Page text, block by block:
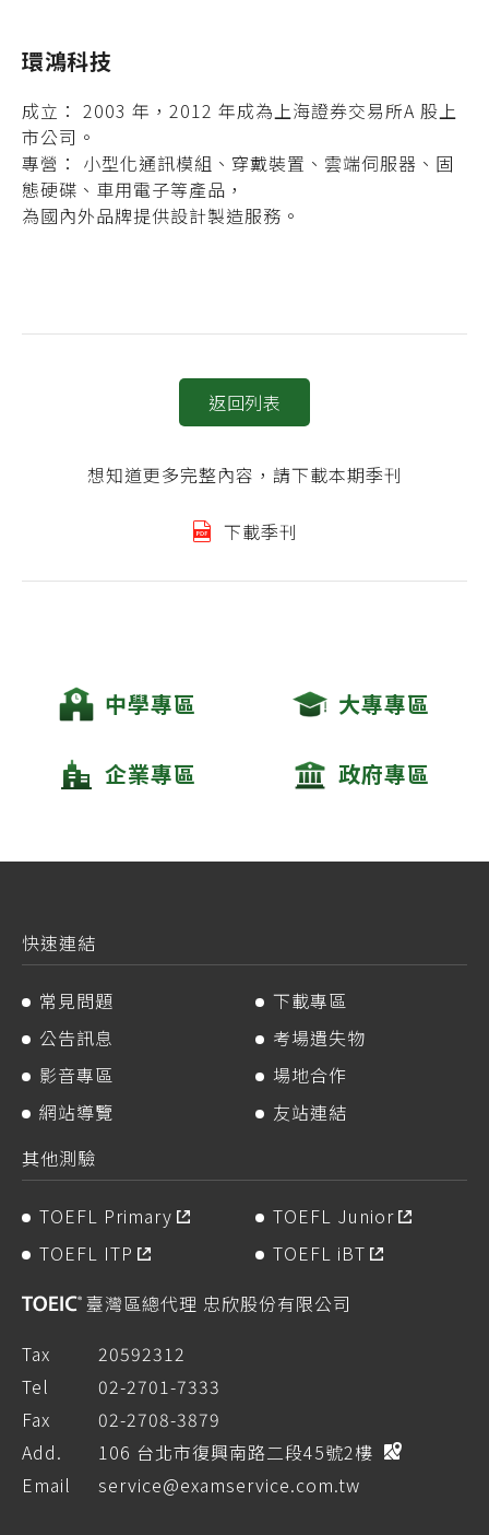
環鴻科技
成立： 2003 年，2012 年成為上海證券交易所A 股上
市公司。
專營： 小型化通訊模組、穿戴裝置、雲端伺服器、固
態硬碟、車用電子等產品，
為國內外品牌提供設計製造服務。
返回列表
想知道更多完整內容，請下載本期季刊
下載季刊
中學專區 大專專區
企業專區 政府專區
快速連結
常見問題
下載專區
公告訊息
考場遺失物
影音專區
場地合作
網站導覽
友站連結
其他測驗
TOEFL Primary
TOEFL Junior
TOEFL ITP
TOEFL iBT
臺灣區總代理 忠欣股份有限公司
Tax
20592312
Tel
02-2701-7333
Fax
02-2708-3879
Add.
106 台北市復興南路二段45號2樓
Email
service@examservice.com.tw